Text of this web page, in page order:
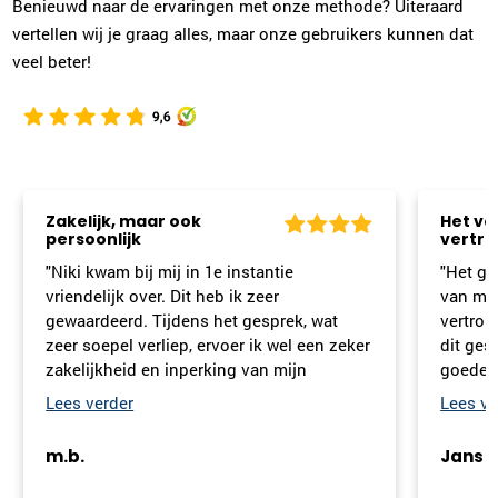
Benieuwd naar de ervaringen met onze methode? Uiteraard
vertellen wij je graag alles, maar onze gebruikers kunnen dat
veel beter!
Zakelijk, maar ook
persoonlijk
"Niki kwam bij mij in 1e instantie
vriendelijk over. Dit heb ik zeer
gewaardeerd. Tijdens het gesprek, wat
zeer soepel verliep, ervoer ik wel een zeker
zakelijkheid en inperking van mijn
gedachten. Dit heeft zeker te maken met
het oog op succes.......! Misschien moet ik
geheel op mij af laten komen, zodat de
m.b.
Het
"Het
van
dit
goede
Jans
Heidi Sutorius
Monique Pasman
071-2032062|email
Plan kennismaking